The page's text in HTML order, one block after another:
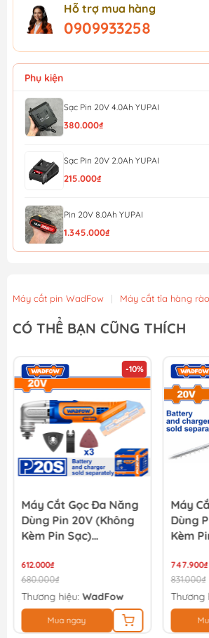
Hỗ trợ mua hàng
0909933258
Phụ kiện
Sạc Pin 20V 4.0Ah YUPAI
380.000₫
Sạc Pin 20V 2.0Ah YUPAI
215.000₫
Pin 20V 8.0Ah YUPAI
1.345.000₫
Pin 20V 4.0Ah YUPAI
850.000₫
Pin 20V 2.0Ah YUPAI
490.000₫
Máy cắt pin WadFow | Máy cắt tỉa hàng
CÓ THỂ BẠN CŨNG THÍCH
-10%
Máy Cắt Gọc Đa Năng
Dùng Pin 20V (không
Kèm Pin Sạc)
612.000₫
680.000₫
Thương hiệu: WadFow
Mua ngay
Máy
Dùng
Kèm
747.900₫
831.000₫
Thương